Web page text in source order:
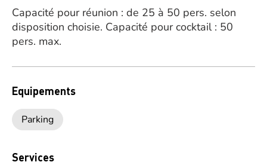
Capacité pour réunion : de 25 à 50 pers. selon
disposition choisie. Capacité pour cocktail : 50
pers. max.
Equipements
Parking
Services